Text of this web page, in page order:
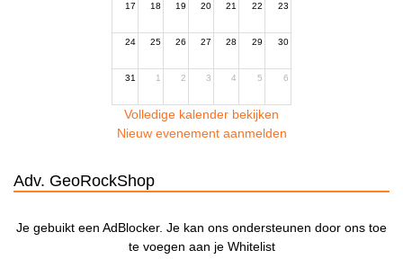
17 18 19 20 21 22 23
24 25 26 27 28 29 30
31 1 2 3 4 5 6
Volledige kalender bekijken
Nieuw evenement aanmelden
Adv. GeoRockShop
Je gebuikt een AdBlocker. Je kan ons ondersteunen door ons toe
te voegen aan je Whitelist